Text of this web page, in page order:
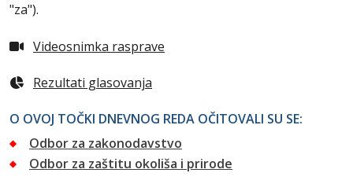
"za").
Videosnimka rasprave
Rezultati glasovanja
O OVOJ TOČKI DNEVNOG REDA OČITOVALI SU SE:
Odbor za zakonodavstvo
Odbor za zaštitu okoliša i prirode